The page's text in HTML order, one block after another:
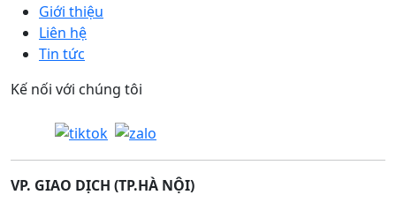
Giới thiệu
Liên hệ
Tin tức
Kế nối với chúng tôi
VP. GIAO DỊCH (TP.HÀ NỘI)